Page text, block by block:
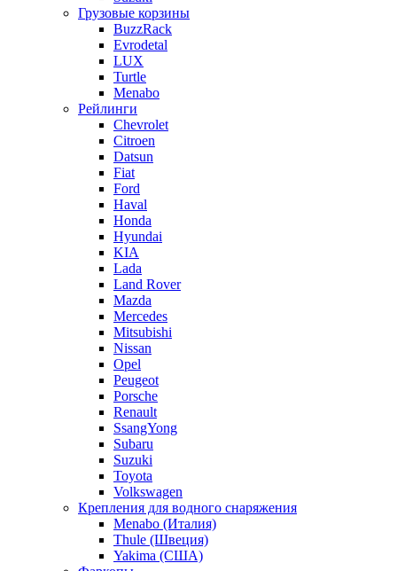
Грузовые корзины
BuzzRack
Evrodetal
LUX
Turtle
Menabo
Рейлинги
Chevrolet
Citroen
Datsun
Fiat
Ford
Haval
Honda
Hyundai
KIA
Lada
Land Rover
Mazda
Mercedes
Mitsubishi
Nissan
Opel
Peugeot
Porsche
Renault
SsangYong
Subaru
Suzuki
Toyota
Volkswagen
Крепления для водного снаряжения
Menabo (Италия)
Thule (Швеция)
Yakima (США)